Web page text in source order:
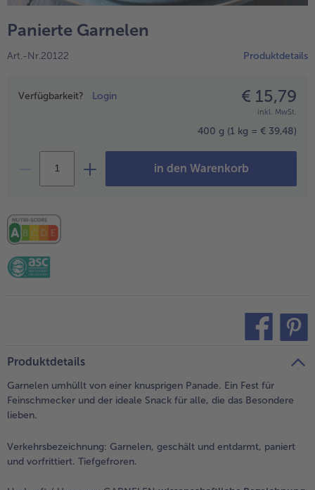
alle Obst
alle Süße Vielfalt
Confiserie & Feinkost
alle Küchenhelfer
Panierte Garnelen
Art.-Nr.20122 Produktdetails
Preisangabe
Verfügbarkeit? Login € 15,79
inkl. MwSt.
400 g (1 kg = € 39,48)
in den Warenkorb
Produktdetails
Garnelen umhüllt von einer knusprigen Panade. Ein Fest für
Feinschmecker und der ideale Snack für alle, die das Besondere
lieben.
Verkehrsbezeichnung: Garnelen, geschält und entdarmt, paniert
und vorfrittiert. Tiefgefroren.